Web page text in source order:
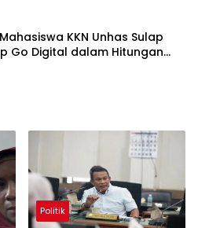
KKN Unhas Sulap
Go Digital dalam Hitungan
Politik